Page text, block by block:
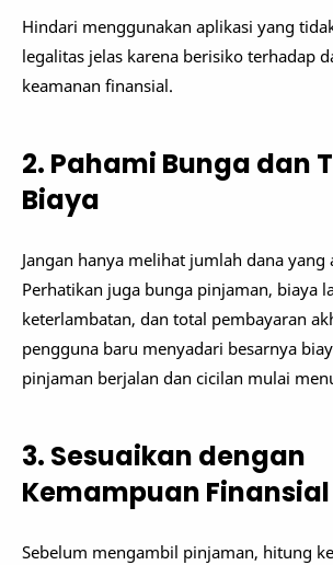
Hindari menggunakan aplikasi yang
legalitas jelas karena berisiko terhadap
keamanan finansial.
2. Pahami Bunga dan
Biaya
Jangan hanya melihat jumlah dana yang
Perhatikan juga bunga pinjaman, biaya
keterlambatan, dan total pembayaran
pengguna baru menyadari besarnya
pinjaman berjalan dan cicilan mulai
3. Sesuaikan dengan
Kemampuan Finansial
Sebelum mengambil pinjaman, hitung